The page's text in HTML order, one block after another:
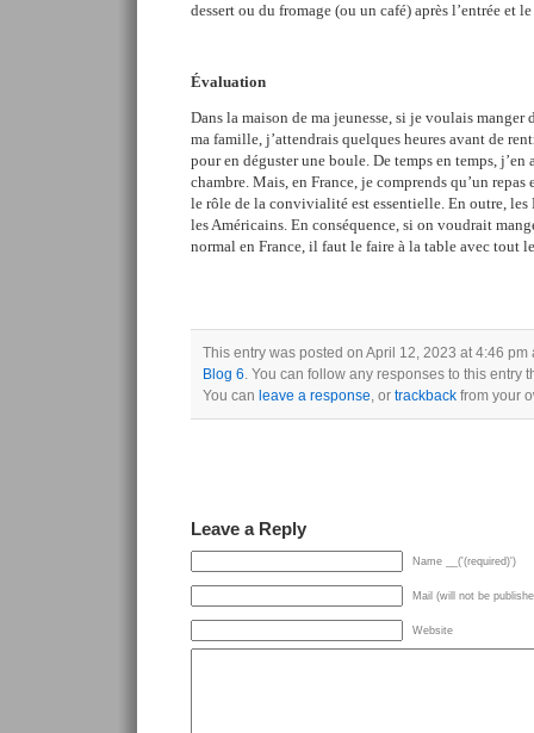
dessert ou du fromage (ou un café) après l’entrée et
Évaluation
Dans la maison de ma jeunesse, si je voulais manger
ma famille, j’attendrais quelques heures avant de
pour en déguster une boule. De temps en temps, j’en
chambre. Mais, en France, je comprends qu’un repas
le rôle de la convivialité est essentielle. En outre, les
les Américains. En conséquence, si on voudrait
normal en France, il faut le faire à la table avec tout
This entry was posted on April 12, 2023 at 4:46
Blog 6. You can follow any responses to this entry
You can leave a response, or trackback from your
Leave a Reply
Name __('(required)')
Mail (will not be
Website